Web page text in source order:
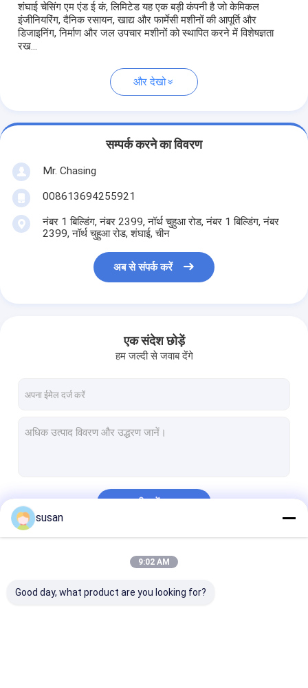
शंघाई चेसिंग एम एंड ई कं, लिमिटेड यह एक बड़ी कंपनी है जो केमिकल
इंजीनियरिंग, दैनिक रसायन, खाद्य और फार्मेसी मशीनों की आपूर्ति और
डिजाइनिंग, निर्माण और जल उपचार मशीनों को स्थापित करने में विशेषज्ञता
रख...
और देखो
सम्पर्क करने का विवरण
Mr. Chasing
008613694255921
नंबर 1 बिल्डिंग, नंबर 2399, नॉर्थ चुहुआ रोड, नंबर 1 बिल्डिंग, नंबर
2399, नॉर्थ चुहुआ रोड, शंघाई, चीन
अब से संपर्क करें
एक संदेश छोड़ें
हम जल्दी से जवाब देंगे
जारी रखें
susan
9:02 AM
Good day, what product are you looking for?